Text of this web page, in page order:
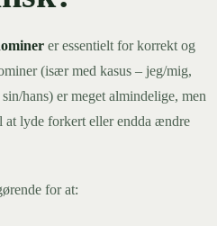
er essentielt for korrekt og
(især med kasus – jeg/mig,
hans) er meget almindelige, men
at lyde forkert eller endda ændre
for at: